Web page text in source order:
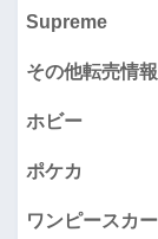
Supreme
その他転売情報
ホビー
ポケカ
ワンピースカ